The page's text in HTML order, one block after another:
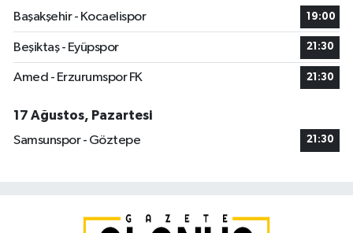
Başakşehir - Kocaelispor
19:00
Beşiktaş - Eyüpspor 21:30
Amed - Erzurumspor FK 21:30
17 Ağustos, Pazartesi
Samsunspor - Göztepe
21:30